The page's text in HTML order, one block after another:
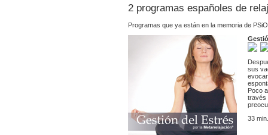
2 programas españoles de
Programas que ya están en la memoria de PSiO
sus
Poco
través
33 min.